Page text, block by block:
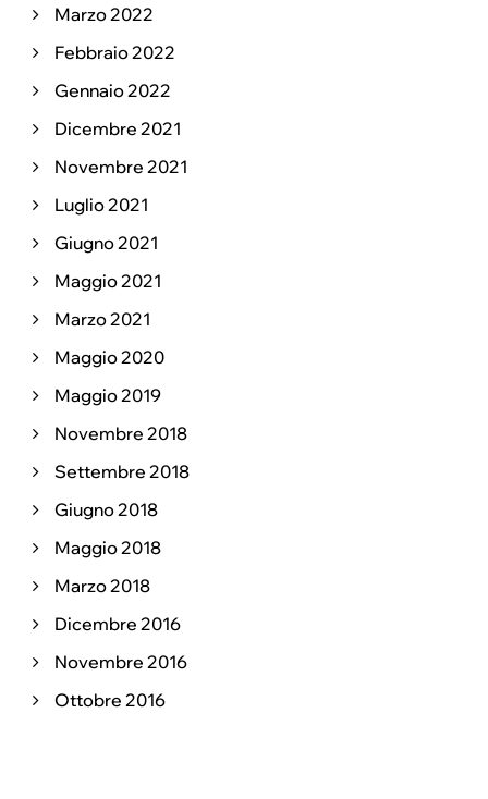
Marzo 2022
Febbraio 2022
Gennaio 2022
Dicembre 2021
Novembre 2021
Luglio 2021
Giugno 2021
Maggio 2021
Marzo 2021
Maggio 2020
Maggio 2019
Novembre 2018
Settembre 2018
Giugno 2018
Maggio 2018
Marzo 2018
Dicembre 2016
Novembre 2016
Ottobre 2016